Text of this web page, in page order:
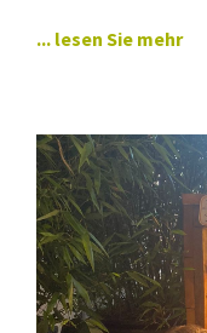
... lesen Sie mehr